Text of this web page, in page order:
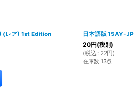
(レア) 1st Edition
日本語版 15AY-
20円(税別)
(税込 : 22円)
在庫数 13点